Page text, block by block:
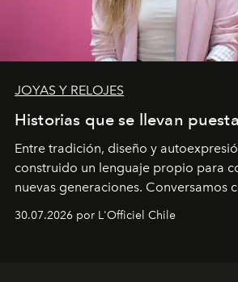
JOYAS Y RELOJES
Historias que se llevan
Entre tradición, diseño y
construido un lenguaje propio para
nuevas generaciones. Conversamos
Latinoamérica, sobre identidad,
30.07.2026 por L'Officiel Chile